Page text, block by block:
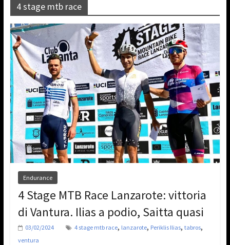
4 stage mtb race
Endurance
4 Stage MTB Race Lanzarote: vittoria
di Vantura. Ilias a podio, Saitta quasi
03/02/2024 4 stage mtb race, lanzarote, Periklis Ilias, tabros,
ventura